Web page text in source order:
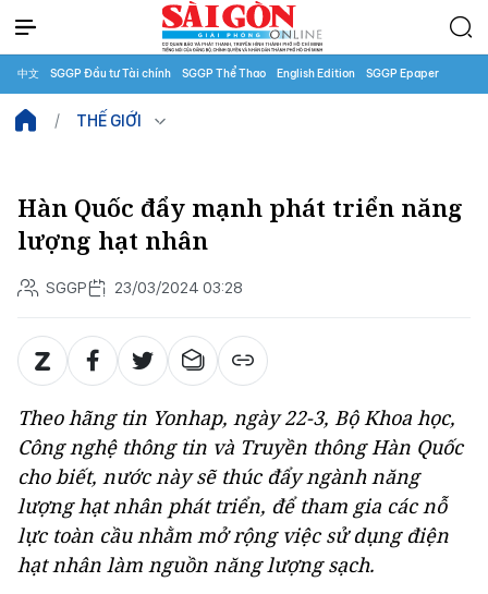
中文 SGGP Đầu tư Tài chính SGGP Thể Thao English Edition SGGP Epaper
THẾ GIỚI
Hàn Quốc đẩy mạnh phát triển năng
lượng hạt nhân
SGGP 23/03/2024 03:28
Theo hãng tin Yonhap, ngày 22-3, Bộ Khoa học,
Công nghệ thông tin và Truyền thông Hàn Quốc
cho biết, nước này sẽ thúc đẩy ngành năng
lượng hạt nhân phát triển, để tham gia các nỗ
lực toàn cầu nhằm mở rộng việc sử dụng điện
hạt nhân làm nguồn năng lượng sạch.